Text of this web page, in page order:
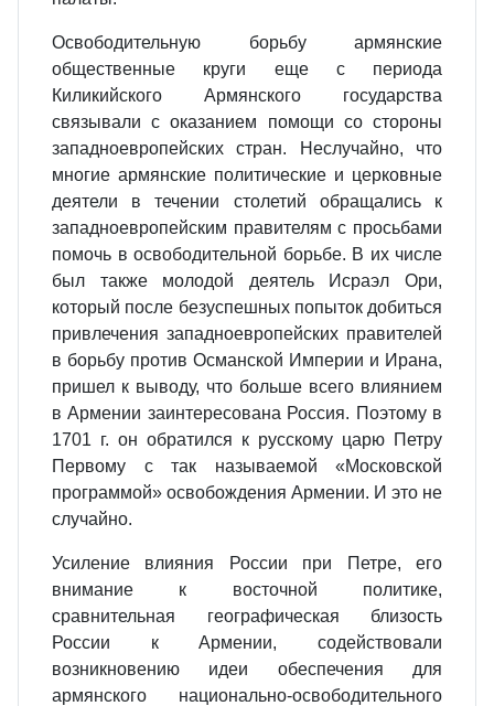
Освободительную борьбу армянские
общественные круги еще с периода
Киликийского Армянского государства
связывали с оказанием помощи со стороны
западноевропейских стран. Неслучайно, что
многие армянские политические и церковные
деятели в течении столетий обращались к
западноевропейским правителям с просьбами
помочь в освободительной борьбе. В их числе
был также молодой деятель Исраэл Ори,
который после безуспешных попыток добиться
привлечения западноевропейских правителей
в борьбу против Османской Империи и Ирана,
пришел к выводу, что больше всего влиянием
в Армении заинтересована Россия. Поэтому в
1701 г. он обратился к русскому царю Петру
Первому с так называемой «Московской
программой» освобождения Армении. И это не
случайно.
Усиление влияния России при Петре, его
внимание к восточной политике,
сравнительная географическая близость
России к Армении, содействовали
возникновению идеи обеспечения для
армянского национально-освободительного